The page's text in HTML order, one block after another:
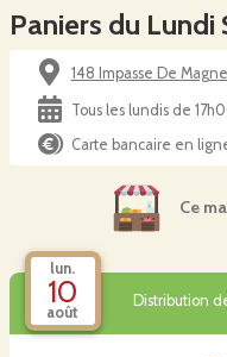
Paniers du Lundi
148 Impasse De
Tous les lundis de
Carte bancaire en
Ce
lun.
10
août
Distribution